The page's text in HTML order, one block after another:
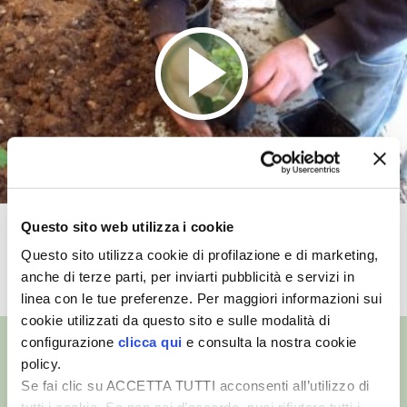
Questo sito web utilizza i cookie
Questo sito utilizza cookie di profilazione e di marketing,
anche di terze parti, per inviarti pubblicità e servizi in
linea con le tue preferenze. Per maggiori informazioni sui
cookie utilizzati da questo sito e sulle modalità di
configurazione clicca qui e consulta la nostra cookie
policy.
Se fai clic su ACCETTA TUTTI acconsenti all’utilizzo di
VIGNETO BIO
PENSA ALTERNATIVO
GARDENA
RIMANI A CONTATTO CON LA NATURA
CRESCERE INSIEME
ARCHMAN
VITA IN CAMPAGNA LA FIERA
NATURALMENTE
Moltiplicazione delle viole
TUTTI I VIDEO